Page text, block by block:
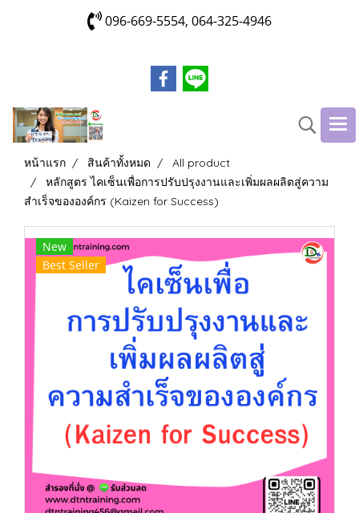
096-669-5554, 064-325-4946
หน้าแรก สินค้าทั้งหมด
All product
หลักสูตร ไคเซ็นเพื่อการปรับปรุงงานและเพิ่มผลผลิตสู่ความ
สำเร็จขององค์กร (Kaizen for Success)
New
Best Seller